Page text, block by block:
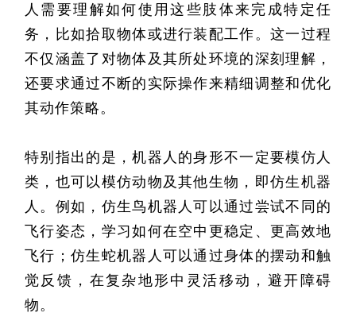
人需要理解如何使用这些肢体来完成特定任
务，比如拾取物体或进行装配工作。这一过程
不仅涵盖了对物体及其所处环境的深刻理解，
还要求通过不断的实际操作来精细调整和优化
其动作策略。
特别指出的是，机器人的身形不一定要模仿人
类，也可以模仿动物及其他生物，即仿生机器
人。例如，仿生鸟机器人可以通过尝试不同的
飞行姿态，学习如何在空中更稳定、更高效地
飞行；仿生蛇机器人可以通过身体的摆动和触
觉反馈，在复杂地形中灵活移动，避开障碍
物。